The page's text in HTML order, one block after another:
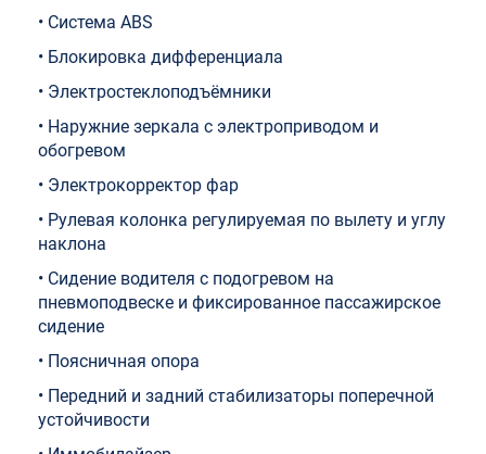
• Система ABS
• Блокировка дифференциала
• Электростеклоподъёмники
• Наружние зеркала с электроприводом и
обогревом
• Электрокорректор фар
• Рулевая колонка регулируемая по вылету и углу
наклона
• Сидение водителя с подогревом на
пневмоподвеске и фиксированное пассажирское
сидение
• Поясничная опора
• Передний и задний стабилизаторы поперечной
устойчивости